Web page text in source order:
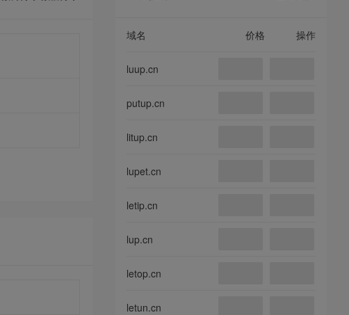
域名 价格 操作
luup.cn
putup.cn
litup.cn
lupet.cn
letip.cn
lup.cn
letop.cn
letun.cn